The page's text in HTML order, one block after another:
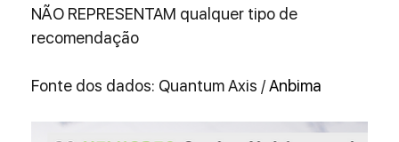
NÃO REPRESENTAM qualquer tipo de
recomendação
Fonte dos dados: Quantum Axis / Anbima